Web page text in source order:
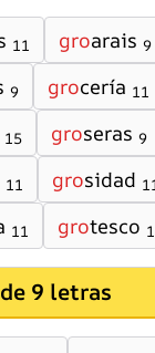
11 groarais 9
9 grocería 11
15 groseras 9
11 grosidad
11 grotesco
9 letras